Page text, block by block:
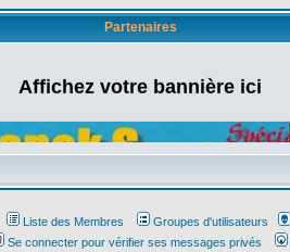
Partenaires
Affichez votre bannière ici
Liste des Membres Groupes d'utilisateurs
Se connecter pour vérifier ses messages privés